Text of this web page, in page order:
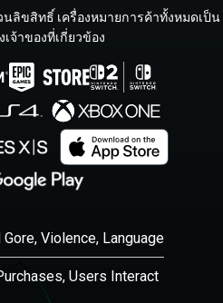
นลิขสิทธิ์ เครื่องหมายการค้าทั้งหมดเป็น
จ้าของที่เกี่ยวข้อง
Violence, Language
Users Interact